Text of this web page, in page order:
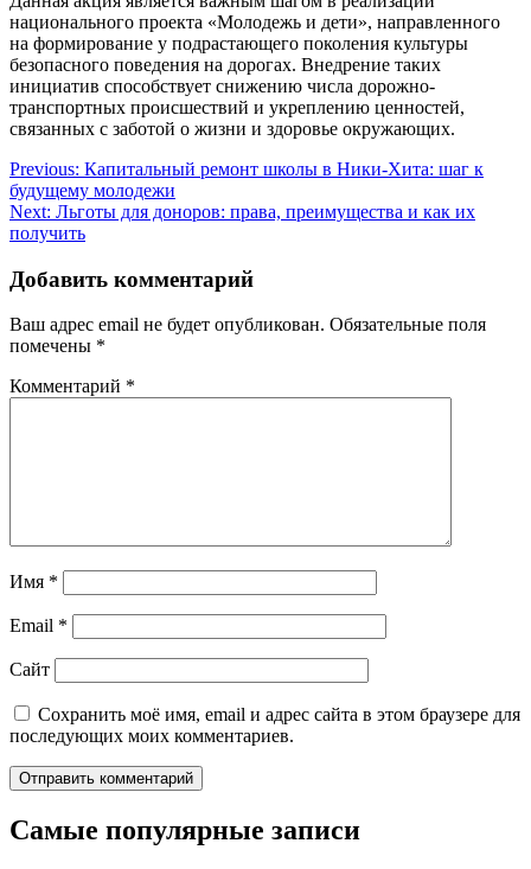
национального проекта «Молодежь и дети», направленного
на формирование у подрастающего поколения культуры
безопасного поведения на дорогах. Внедрение таких
инициатив способствует снижению числа дорожно-
транспортных происшествий и укреплению ценностей,
связанных с заботой о жизни и здоровье окружающих.
Навигация
по
записям
Previous: Капитальный ремонт школы в Ники-Хита: шаг к
будущему молодежи
Next: Льготы для доноров: права, преимущества и как их
получить
Добавить комментарий
Ваш адрес email не будет опубликован. Обязательные поля
помечены *
Комментарий *
Имя *
Email *
Сайт
Сохранить моё имя, email и адрес сайта в этом браузере для
последующих моих комментариев.
Самые популярные записи